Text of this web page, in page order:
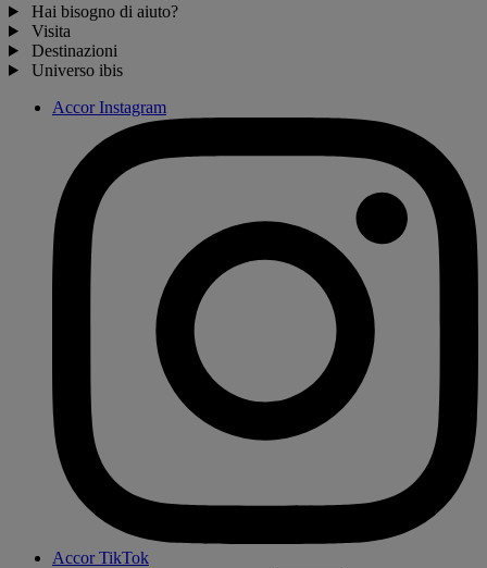
Hai bisogno di aiuto?
Visita
Destinazioni
Universo ibis
Accor Instagram
Accor TikTok